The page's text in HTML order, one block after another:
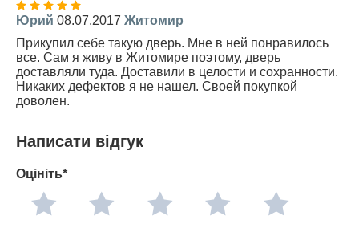
Юрий 08.07.2017 Житомир
Прикупил себе такую дверь. Мне в ней понравилось
все. Сам я живу в Житомире поэтому, дверь
доставляли туда. Доставили в целости и сохранности.
Никаких дефектов я не нашел. Своей покупкой
доволен.
Написати відгук
Оцініть*